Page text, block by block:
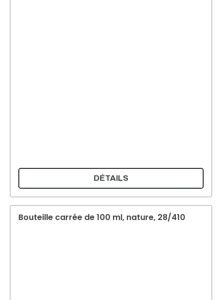
DÉTAILS
Bouteille carrée de 100 ml, nature, 28/410